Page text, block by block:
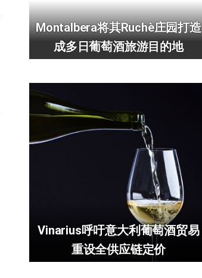
Montalbera将其Ruchè庄园打造
成多日葡萄酒旅游目的地
Vinarius呼吁意大利葡萄酒贸易
重设全供应链定价